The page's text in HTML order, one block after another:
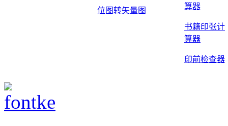
位图转矢量图
算器
书籍印张计
算器
印前检查器